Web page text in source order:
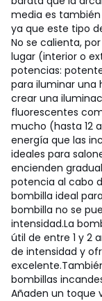
media es
ya que este tipo
No se calienta,
lugar (interior o
potencias:
para iluminar una
crear una
fluorescentes
mucho (hasta 12
energía que las
ideales para
encienden
potencia al cabo
bombilla ideal
bombilla no se
intensidad.La
útil de entre 1 y 2
de intensidad y
excelente.
bombillas
Añaden un toque